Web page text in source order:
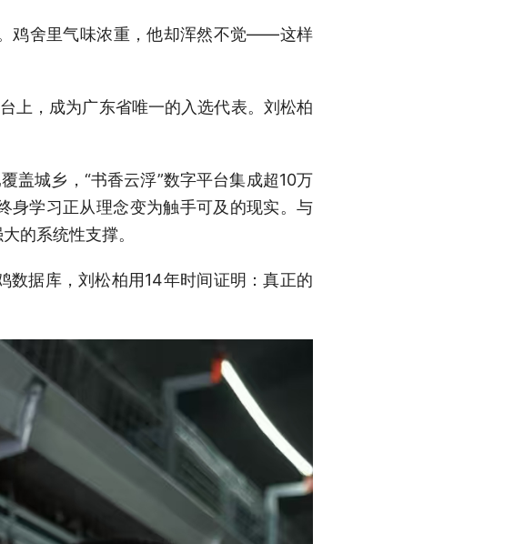
鸡舍里气味浓重，他却浑然不觉——这样
上，成为广东省唯一的入选代表。刘松柏
盖城乡，“书香云浮”数字平台集成超10万
学习正从理念变为触手可及的现实。与
的系统性支撑。
数据库，刘松柏用14年时间证明：真正的